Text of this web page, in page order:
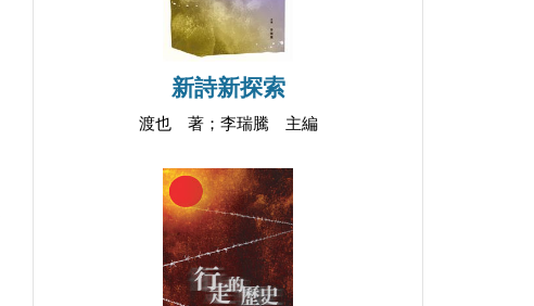
新詩新探索
渡也 著；李瑞騰 主編